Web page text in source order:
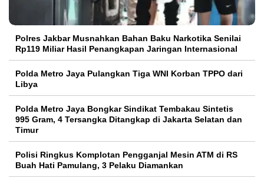
Polres Jakbar Musnahkan Bahan Baku Narkotika Senilai
Rp119 Miliar Hasil Penangkapan Jaringan Internasional
Polda Metro Jaya Pulangkan Tiga WNI Korban TPPO dari
Libya
Polda Metro Jaya Bongkar Sindikat Tembakau Sintetis
995 Gram, 4 Tersangka Ditangkap di Jakarta Selatan dan
Timur
Polisi Ringkus Komplotan Pengganjal Mesin ATM di RS
Buah Hati Pamulang, 3 Pelaku Diamankan